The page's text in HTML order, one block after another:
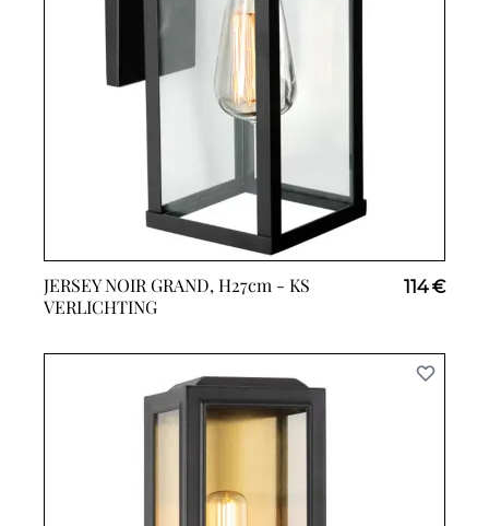
JERSEY NOIR GRAND, H27cm - KS
VERLICHTING
114 €